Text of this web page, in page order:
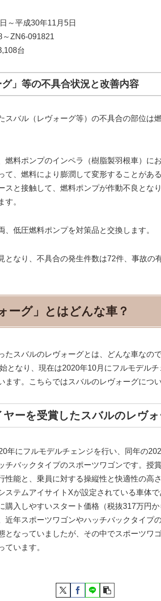
～平成30年11月5日
ZN6-091821
台
」等の不具合状況と改善内容
スバル（レヴォーグ等）の不具合の部位は
燃料ポンプのインペラ（樹脂製羽根車）に
て、燃料により膨潤して変形することがあ
スと接触して、燃料ポンプが作動不良とな
す。
、低圧燃料ポンプを対策品と交換します。
となり、不具合の発生件数は72件、事故の
ーグ」とはどんな車？
たスバルのレヴォーグとは、どんな車なの
となり、現在は2020年10月にフルモデル
ます。こちらではスバルのレヴォーグにつ
ヤーを受賞したスバルのレヴ
年にフルモデルチェンジを行い、同年の
チバックタイプのスポーツワゴンです。授
性能と、乗員に対する操縦性と快適性の高
ステムアイサイトXが設定されている車体
購入しやすいスタート価格（税抜317万円
近年スポーツワゴンやハッチバックタイプ
となっていましたが、その中でスポーツワ
ています。